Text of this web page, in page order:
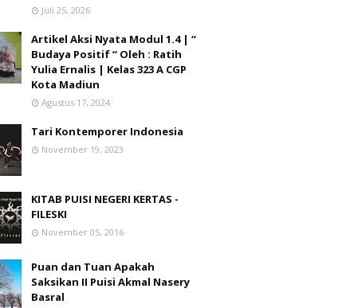
Juli 25, 2026
Artikel Aksi Nyata Modul 1.4 | “
Budaya Positif “ Oleh : Ratih
Yulia Ernalis | Kelas 323 A CGP
Kota Madiun
Agustus 17, 2024
Tari Kontemporer Indonesia
November 19, 2023
KITAB PUISI NEGERI KERTAS -
FILESKI
November 05, 2016
Puan dan Tuan Apakah
Saksikan II Puisi Akmal Nasery
Basral